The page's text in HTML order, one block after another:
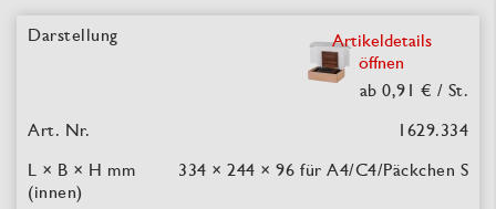
Artikeldetails
öffnen
ab 0,91 € / St.
1629.334
334 × 244 × 96 für A4/C4/Päckchen S